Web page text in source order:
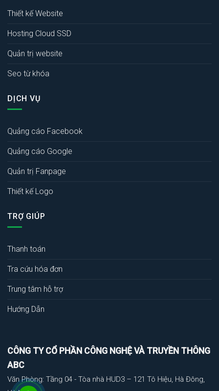
Thiết kế Website
Hosting Cloud SSD
Quản trị website
Seo từ khóa
DỊCH VỤ
Quảng cáo Facebook
Quảng cáo Google
Quản trị Fanpage
Thiết kế Logo
TRỢ GIÚP
Thanh toán
Tra cứu hóa đơn
Trung tâm hỗ trợ
Hướng Dẫn
CÔNG TY CỔ PHẦN CÔNG NGHỆ VÀ TRUYỀN THÔNG
ABC
Văn Phòng: Tầng 04 - Tòa nhà HUD3 – 121 Tô Hiệu, Hà Đông,